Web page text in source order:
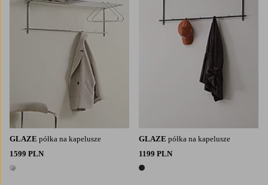
GLAZE półka na kapelusze
1599 PLN
1 kolor
GLAZE półka na kapelusze
1199 PLN
1 kolor